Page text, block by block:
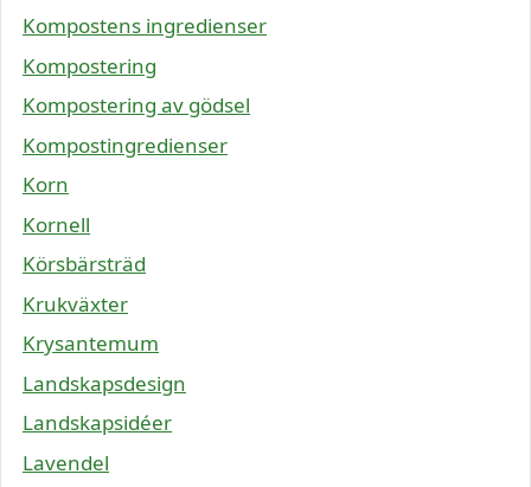
Kompostens ingredienser
Kompostering
Kompostering av gödsel
Kompostingredienser
Korn
Kornell
Körsbärsträd
Krukväxter
Krysantemum
Landskapsdesign
Landskapsidéer
Lavendel